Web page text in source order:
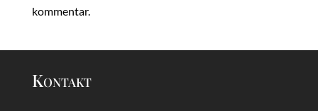
kommentar.
Kontakt